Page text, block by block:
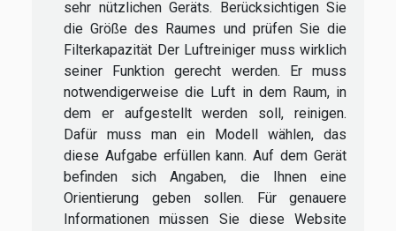
sehr nützlichen Geräts. Berücksichtigen Sie
die Größe des Raumes und prüfen Sie die
Filterkapazität Der Luftreiniger muss wirklich
seiner Funktion gerecht werden. Er muss
notwendigerweise die Luft in dem Raum, in
dem er aufgestellt werden soll, reinigen.
Dafür muss man ein Modell wählen, das
diese Aufgabe erfüllen kann. Auf dem Gerät
befinden sich Angaben, die Ihnen eine
Orientierung geben sollen. Für genauere
Informationen müssen Sie diese Website